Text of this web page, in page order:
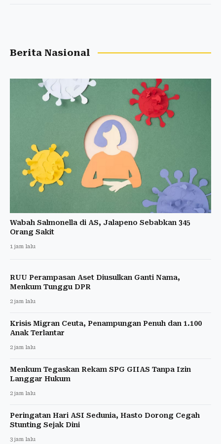
Berita Nasional
Wabah Salmonella di AS, Jalapeno Sebabkan 345
Orang Sakit
1 jam lalu
RUU Perampasan Aset Diusulkan Ganti Nama,
Menkum Tunggu DPR
2 jam lalu
Krisis Migran Ceuta, Penampungan Penuh dan 1.100
Anak Terlantar
2 jam lalu
Menkum Tegaskan Rekam SPG GIIAS Tanpa Izin
Langgar Hukum
2 jam lalu
Peringatan Hari ASI Sedunia, Hasto Dorong Cegah
Stunting Sejak Dini
3 jam lalu